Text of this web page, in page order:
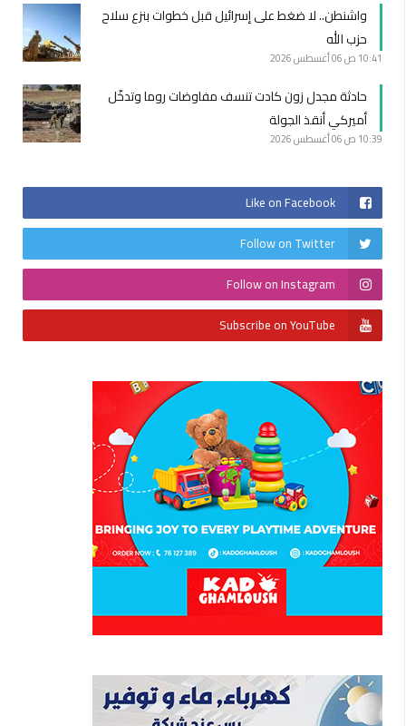
واشنطن.. لا ضغط على إسرائيل قبل خطوات بنزع سلاح
حزب الله
10:41 ص 06 أغسطس 2026
حادثة مجدل زون كادت تنسف مفاوضات روما وتدخّل
أميركي أنقذ الجولة
10:39 ص 06 أغسطس 2026
Like on Facebook
Follow on Twitter
Follow on Instagram
Subscribe on YouTube